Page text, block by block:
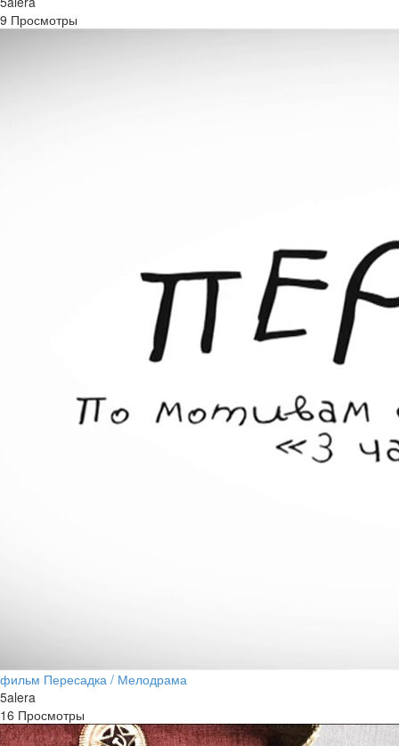
9 Просмотры
фильм Пересадка / Мелодрама
5alera
16 Просмотры